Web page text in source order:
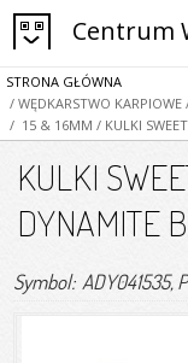
Centrum
STRONA GŁÓWNA
/ WĘDKARSTWO KARPIOWE
/ 15 & 16MM
KULKI
DYNAMITE
Symbol: ADY041535,